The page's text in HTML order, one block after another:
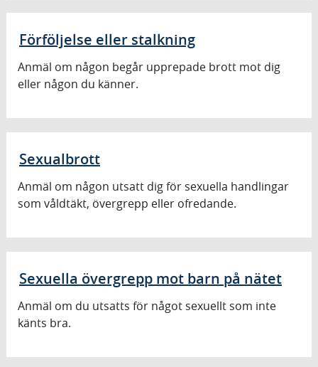
Förföljelse eller stalkning
Anmäl om någon begår upprepade brott mot dig
eller någon du känner.
Sexualbrott
Anmäl om någon utsatt dig för sexuella handlingar
som våldtäkt, övergrepp eller ofredande.
Sexuella övergrepp mot barn på nätet
Anmäl om du utsatts för något sexuellt som inte
känts bra.